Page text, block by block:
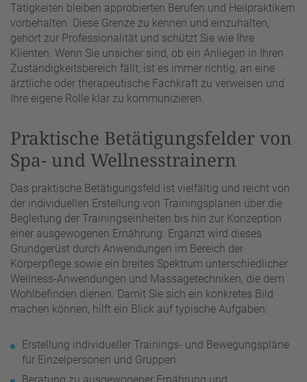
Tätigkeiten bleiben approbierten Berufen und Heilpraktikern
vorbehalten. Diese Grenze zu kennen und einzuhalten,
gehört zur Professionalität und schützt Sie wie Ihre
Klienten. Wenn Sie unsicher sind, ob ein Anliegen in Ihren
Zuständigkeitsbereich fällt, ist es immer richtig, an eine
ärztliche oder therapeutische Fachkraft zu verweisen und
Ihre eigene Rolle klar zu kommunizieren.
Praktische Betätigungsfelder von
Spa- und Wellnesstrainern
Das praktische Betätigungsfeld ist vielfältig und reicht von
der individuellen Erstellung von Trainingsplänen über die
Begleitung der Trainingseinheiten bis hin zur Konzeption
einer ausgewogenen Ernährung. Ergänzt wird dieses
Grundgerüst durch Anwendungen im Bereich der
Körperpflege sowie ein breites Spektrum unterschiedlicher
Wellness-Anwendungen und Massagetechniken, die dem
Wohlbefinden dienen. Damit Sie sich ein konkretes Bild
machen können, hilft ein Blick auf typische Aufgaben:
Erstellung individueller Trainings- und Bewegungspläne
für Einzelpersonen und Gruppen